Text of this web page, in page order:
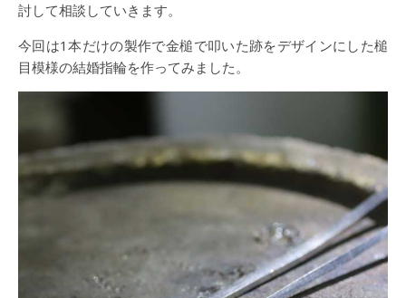
討して相談していきます。
今回は1本だけの製作で金槌で叩いた跡をデザインにした槌
目模様の結婚指輪を作ってみました。